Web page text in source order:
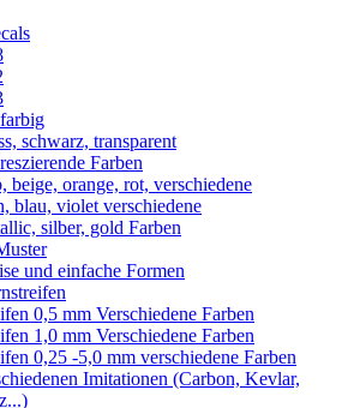
schwarz, transparent
Farben
beige, orange, rot, verschiedene
blau, violet verschiedene
silber, gold Farben
und einfache Formen
0,5 mm Verschiedene Farben
1,0 mm Verschiedene Farben
0,25 -5,0 mm verschiedene Farben
Imitationen (Carbon, Kevlar,